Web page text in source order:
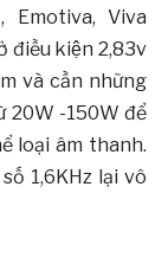
Emotiva, Viva
điều kiện 2,83v
và cần những
20W -150W để
loại âm thanh.
1,6KHz lại vô